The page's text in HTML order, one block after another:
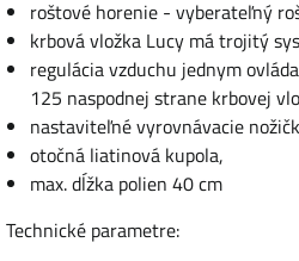
roštové horenie - vyberateľný
krbová vložka Lucy má trojitý
regulácia vzduchu jednym
125 naspodnej strane krbovej
nastaviteľné vyrovnávacie
otočná liatinová kupola,
max. dĺžka polien 40 cm
Technické parametre: